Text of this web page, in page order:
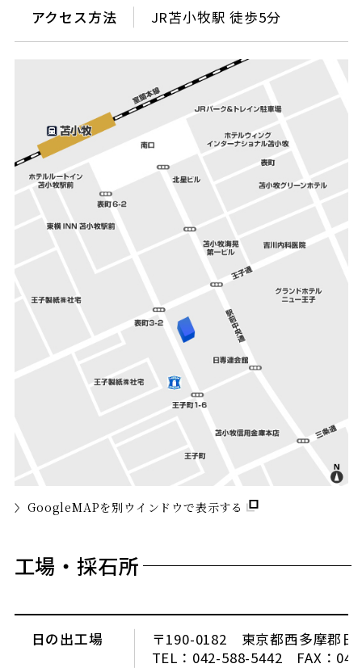
アクセス方法 JR苫小牧駅 徒歩5分
GoogleMAPを別ウインドウで表示する
工場・採石所
日の出工場
〒190-0182 東京都西多摩郡日
TEL：042-588-5442 FAX：